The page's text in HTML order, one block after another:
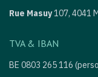
Rue Masuy107, 4041
TVA & IBAN
BE 0803 265 116